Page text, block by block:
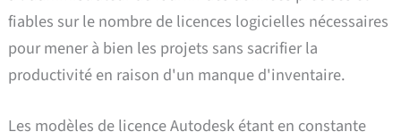
fiables sur le nombre de licences logicielles nécessaires
pour mener à bien les projets sans sacrifier la
productivité en raison d'un manque d'inventaire.
Les modèles de licence Autodesk étant en constante